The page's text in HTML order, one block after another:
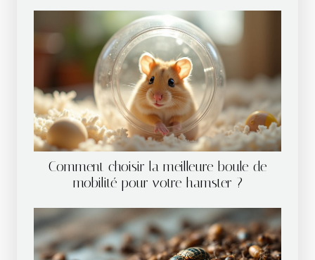
Comment choisir la meilleure boule de
mobilité pour votre hamster ?